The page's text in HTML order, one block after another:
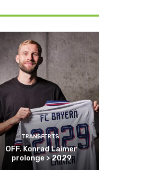
TRANSFERTS
OFF. Konrad Laimer
prolonge > 2029